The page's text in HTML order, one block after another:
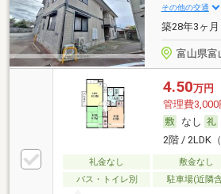
その他の交通
築28年3ヶ
富山県富
4.50万円
管理費3,000
なし
2階 / 2LDK
礼金なし 敷金なし
バス・トイレ別
駐車場(近隣